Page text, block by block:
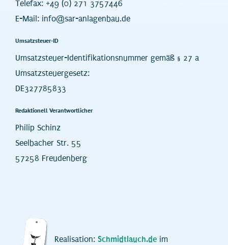
Telefax: +49 (0) 271 3757446
E-Mail: info@sar-anlagenbau.de
Umsatzsteuer-ID
Umsatzsteuer-Identifikationsnummer gemäß § 27 a
Umsatzsteuergesetz:
DE327785833
Redaktionell Verantwortlicher
Philip Schinz
Seelbacher Str. 55
57258 Freudenberg
Realisation: Schmidtlauch.deim